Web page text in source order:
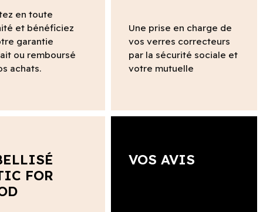
en toute
et bénéficiez
garantie
ou remboursé
achats.
Une prise en charge de
vos verres correcteurs
par la sécurité sociale et
votre mutuelle
FOR
VOS AVIS